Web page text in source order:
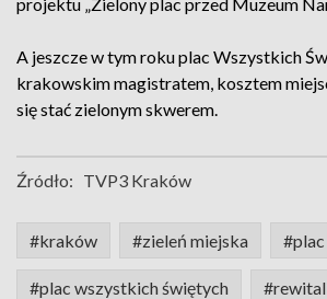
A jeszcze w tym roku plac Wszystkich
krakowskim magistratem, kosztem
się stać zielonym skwerem.
Źródło: TVP3 Kraków
#kraków #zieleń miejska
#plac wszystkich świętych